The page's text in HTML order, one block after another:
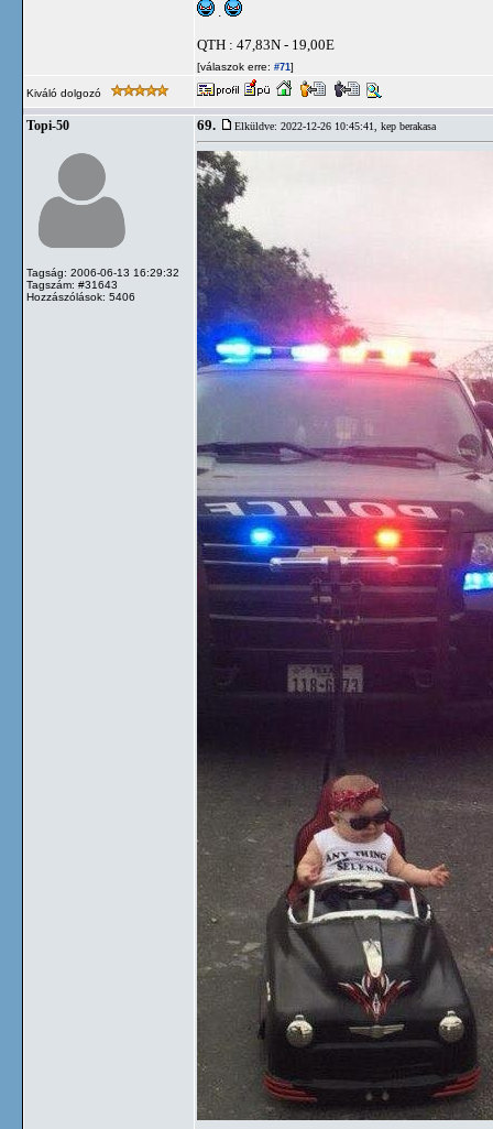
.
QTH : 47,83N - 19,00E
[válaszok erre: #71]
Kiváló dolgozó
Topi-50
Tagság: 2006-06-13 16:29:32
Tagszám: #31643
Hozzászólások: 5406
69. Elküldve: 2022-12-26 10:45:41, kep berakasa